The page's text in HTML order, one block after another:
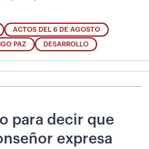
ACTOS DEL 6 DE AGOSTO
PAZ DESARROLLO
para decir que
expresa